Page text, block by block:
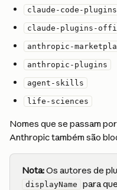
claude-code-plugins
claude-plugins-
anthropic-
anthropic-plugins
agent-skills
life-sciences
Nomes que se passam
Anthropic também são
Nota: Os autores de
displayName
para